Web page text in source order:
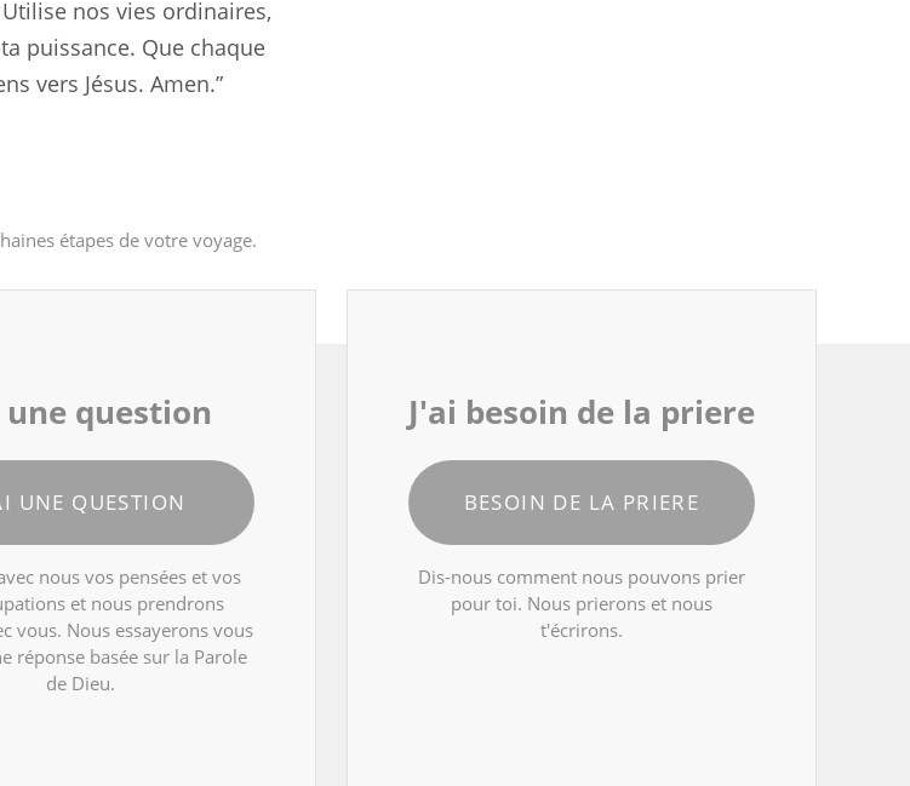
nos vies ordinaires,
puissance. Que chaque
vers Jésus. Amen.”
étapes de votre voyage.
une question
UNE QUESTION
nous vos pensées et vos
et nous prendrons
vous. Nous essayerons vous
réponse basée sur la Parole
de Dieu.
J'ai besoin de la priere
BESOIN DE LA PRIERE
Dis-nous comment nous pouvons prier
pour toi. Nous prierons et nous
t'écrirons.